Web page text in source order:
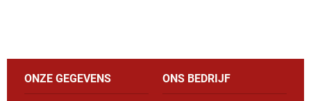
ONZE GEGEVENS ONS BEDRIJF